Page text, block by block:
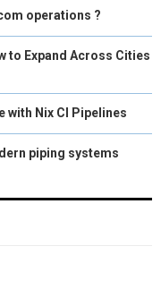
operations ?
to Expand Across Cities
with Nix CI Pipelines
piping systems